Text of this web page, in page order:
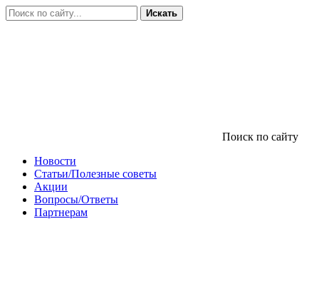
Искать
Поиск по сайту
Новости
Статьи/Полезные советы
Акции
Вопросы/Ответы
Партнерам